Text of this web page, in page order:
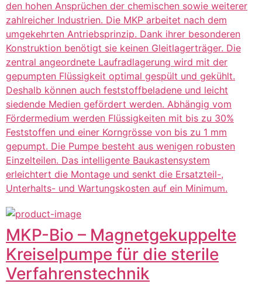
den hohen Ansprüchen der chemischen sowie weiterer
zahlreicher Industrien. Die MKP arbeitet nach dem
umgekehrten Antriebsprinzip. Dank ihrer besonderen
Konstruktion benötigt sie keinen Gleitlagerträger. Die
zentral angeordnete Laufradlagerung wird mit der
gepumpten Flüssigkeit optimal gespült und gekühlt.
Deshalb können auch feststoffbeladene und leicht
siedende Medien gefördert werden. Abhängig vom
Fördermedium werden Flüssigkeiten mit bis zu 30%
Feststoffen und einer Korngrösse von bis zu 1 mm
gepumpt. Die Pumpe besteht aus wenigen robusten
Einzelteilen. Das intelligente Baukastensystem
erleichtert die Montage und senkt die Ersatzteil-,
Unterhalts- und Wartungskosten auf ein Minimum.
MKP-Bio – Magnetgekuppelte
Kreiselpumpe für die sterile
Verfahrenstechnik